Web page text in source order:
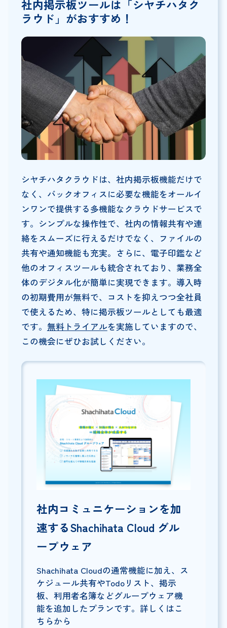
社内掲示板ツールは「シヤチハタク
ラウド」がおすすめ！
シヤチハタクラウドは、社内掲示板機能だけで
なく、バックオフィスに必要な機能をオールイ
ンワンで提供する多機能なクラウドサービスで
す。シンプルな操作性で、社内の情報共有や連
絡をスムーズに行えるだけでなく、ファイルの
共有や通知機能も充実。さらに、電子印鑑など
他のオフィスツールも統合されており、業務全
体のデジタル化が簡単に実現できます。導入時
の初期費用が無料で、コストを抑えつつ全社員
で使えるため、特に掲示板ツールとしても最適
です。 無料トライアルを実施していますので、
この機会にぜひお試しください。
社内コミュニケーションを加
速するShachihata Cloud グル
ープウェア
Shachihata Cloudの通常機能に加え、ス
ケジュール共有やTodoリスト、掲示
板、利用者名簿などグループウェア機
能を追加したプランです。詳しくはこ
ちらから